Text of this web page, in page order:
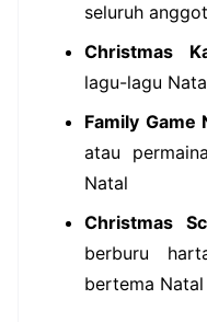
seluruh
Christmas
lagu-lagu
Family Game
atau
Natal
Christmas
berburu
bertema Natal